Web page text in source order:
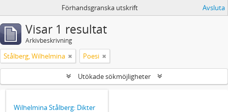
Förhandsgranska utskrift Avsluta
Visar 1 resultat
Arkivbeskrivning
Stålberg, Wilhelmina Poesi
Utökade sökmöjligheter
Wilhelmina Stålberg: Dikter